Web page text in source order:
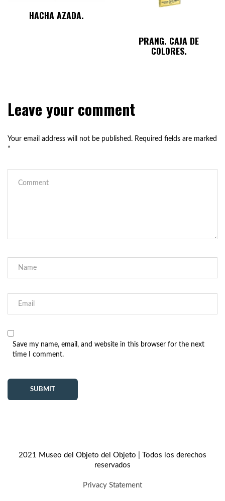
HACHA AZADA.
PRANG. CAJA DE
COLORES.
Leave your comment
Your email address will not be published. Required fields are marked
*
Save my name, email, and website in this browser for the next
time I comment.
2021 Museo del Objeto del Objeto | Todos los derechos
reservados
Privacy Statement